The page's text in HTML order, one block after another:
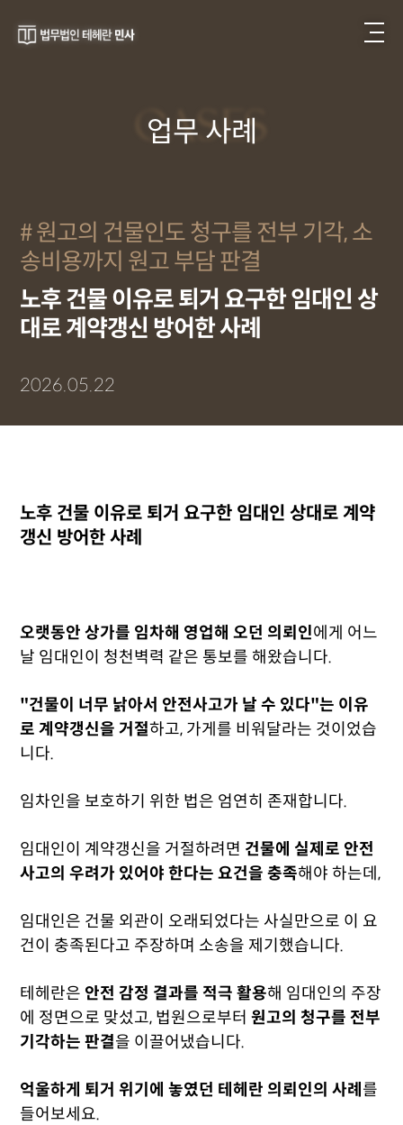
CASES
업무 사례
원고의 건물인도 청구를 전부 기각, 소
송비용까지 원고 부담 판결
노후 건물 이유로 퇴거 요구한 임대인 상
대로 계약갱신 방어한 사례
2026.05.22
노후 건물 이유로 퇴거 요구한 임대인 상대로 계약
갱신 방어한 사례
오랫동안 상가를 임차해 영업해 오던 의뢰인에게 어느
날 임대인이 청천벽력 같은 통보를 해왔습니다.
"건물이 너무 낡아서 안전사고가 날 수 있다"는 이유
로 계약갱신을 거절하고, 가게를 비워달라는 것이었습
니다.
임차인을 보호하기 위한 법은 엄연히 존재합니다.
임대인이 계약갱신을 거절하려면 건물에 실제로 안전
사고의 우려가 있어야 한다는 요건을 충족해야 하는데,
임대인은 건물 외관이 오래되었다는 사실만으로 이 요
건이 충족된다고 주장하며 소송을 제기했습니다.
테헤란은 안전 감정 결과를 적극 활용해 임대인의 주장
에 정면으로 맞섰고, 법원으로부터 원고의 청구를 전부
기각하는 판결을 이끌어냈습니다.
억울하게 퇴거 위기에 놓였던 테헤란 의뢰인의 사례 를
들어보세요.